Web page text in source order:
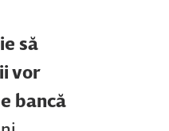
să
vor
bancă